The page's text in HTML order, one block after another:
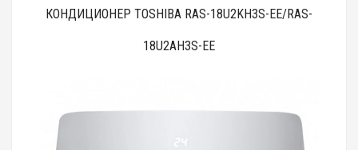
КОНДИЦИОНЕР TOSHIBA RAS-18U2KH3S-EE/RAS-
18U2AH3S-EE